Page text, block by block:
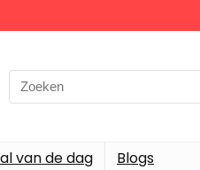
van de dag Blogs